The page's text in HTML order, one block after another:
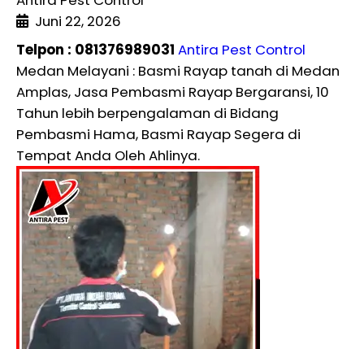
Juni 22, 2026
Telpon : 081376989031 Antira Pest Control
Medan Melayani : Basmi Rayap tanah di Medan
Amplas, Jasa Pembasmi Rayap Bergaransi, 10
Tahun lebih berpengalaman di Bidang
Pembasmi Hama, Basmi Rayap Segera di
Tempat Anda Oleh Ahlinya.